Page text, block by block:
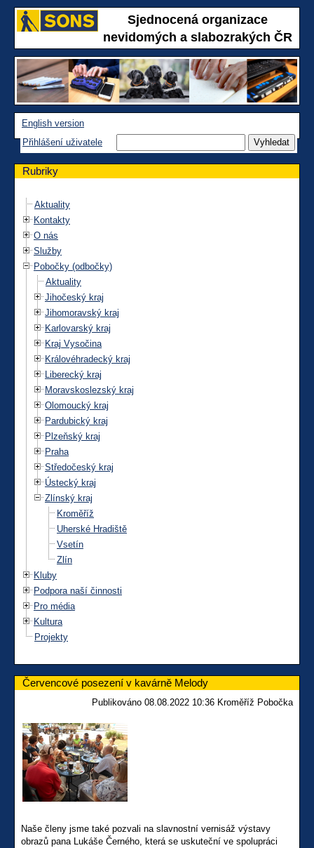
Sjednocená organizace
nevidomých a slabozrakých ČR
English version
Přihlášení uživatele
Rubriky
Aktuality
Kontakty
O nás
Služby
Pobočky (odbočky)
Aktuality
Jihočeský kraj
Jihomoravský kraj
Karlovarský kraj
Kraj Vysočina
Královéhradecký kraj
Liberecký kraj
Moravskoslezský kraj
Olomoucký kraj
Pardubický kraj
Plzeňský kraj
Praha
Středočeský kraj
Ústecký kraj
Zlínský kraj
Kroměříž
Uherské Hradiště
Vsetín
Zlín
Kluby
Podpora naší činnosti
Pro média
Kultura
Projekty
Červencové posezení v kavárně Melody
Publikováno 08.08.2022 10:36 Kroměříž Pobočka
Naše členy jsme také pozvali na slavnostní vernisáž výstavy
obrazů pana Lukáše Černého, která se uskuteční ve spolupráci